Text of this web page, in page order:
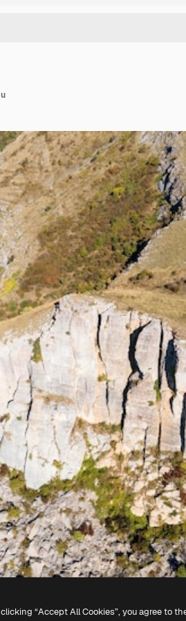
“Accept All Cookies”, you agree to